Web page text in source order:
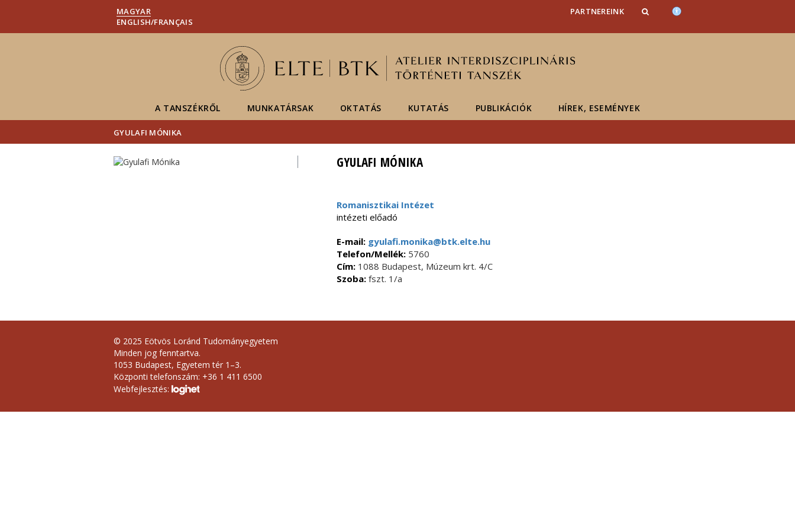
sajtóban
MAGYAR
ENGLISH/FRANÇAIS
PARTNEREINK
A TANSZÉKRŐL MUNKATÁRSAK OKTATÁS KUTATÁS PUBLIKÁCIÓK HÍREK, ESEMÉNYEK
GYULAFI MÓNIKA
GYULAFI MÓNIKA
Romanisztikai Intézet
intézeti előadó
E-mail:gyulafi.monika@btk.elte.hu
Telefon/Mellék:5760
Cím:1088 Budapest, Múzeum krt. 4/C
Szoba:fszt. 1/a
© 2025 Eötvös Loránd Tudományegyetem
Minden jog fenntartva.
1053 Budapest, Egyetem tér 1–3.
Központi telefonszám: +36 1 411 6500
Webfejlesztés: